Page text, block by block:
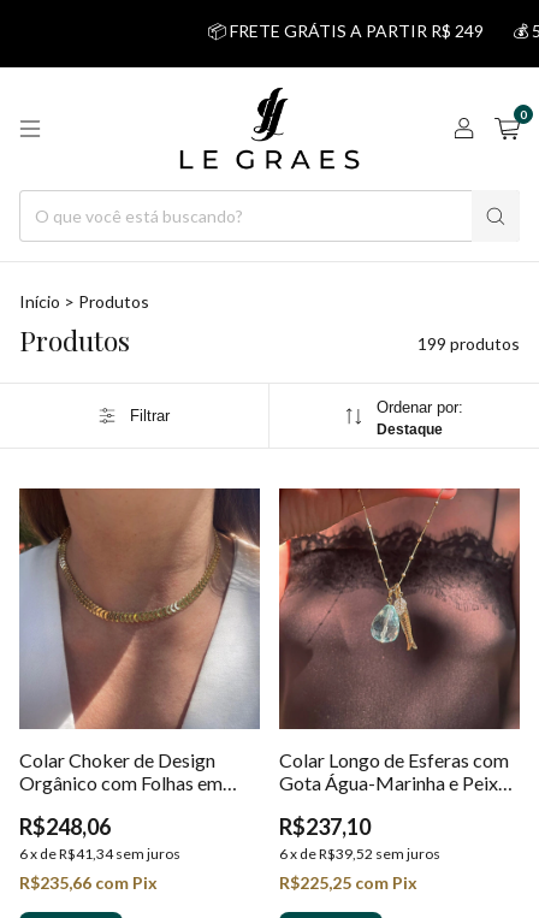
📦 FRETE GRÁTIS A PARTIR R$ 249 💰 5% DESCONTO
0
Início > Produtos
Produtos 199 produtos
Filtrar Ordenar por:
Destaque
Colar Choker de Design
Orgânico com Folhas em
R$248,06
6x deR$41,34 sem juros
R$235,66 com Pix
Colar Longo de Esferas com
Gota Água-Marinha e Peixe
R$237,10
6x deR$39,52 sem juros
R$225,25 com Pix